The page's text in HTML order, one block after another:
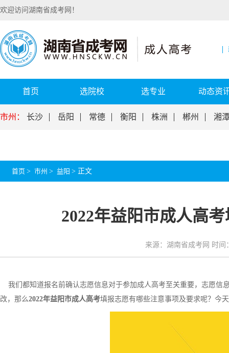
欢迎访问湖南省成考网！
首页 选院校 选专业 动态资
市州： 长沙 岳阳 常德 衡阳 株洲 郴州 湘
首页 > 市州 > 益阳 > 正文
2022年益阳市成人高
来源：湖南省成考网 时间
我们都知道报名前确认志愿信息对于参加成人高考至关重要，志愿信
改，那么2022年益阳市成人高考填报志愿有哪些注意事项及要求呢？今